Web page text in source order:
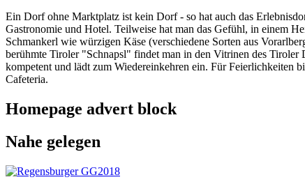
Ein Dorf ohne Marktplatz ist kein Dorf - so hat auch das
Gastronomie und Hotel. Teilweise hat man das Gefühl, in einem
Schmankerl wie würzigen Käse (verschiedene Sorten aus
berühmte Tiroler "Schnapsl" findet man in den Vitrinen des
kompetent und lädt zum Wiedereinkehren ein. Für Feierlichkeiten
Cafeteria.
Homepage advert block
Nahe gelegen